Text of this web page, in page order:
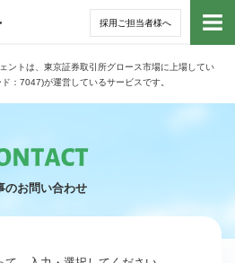
採用ご担当者様へ
ントは、東京証券取引所グロース市場に上場してい
：7047)が運営しているサービスです。
トッ
のお問い合わせ